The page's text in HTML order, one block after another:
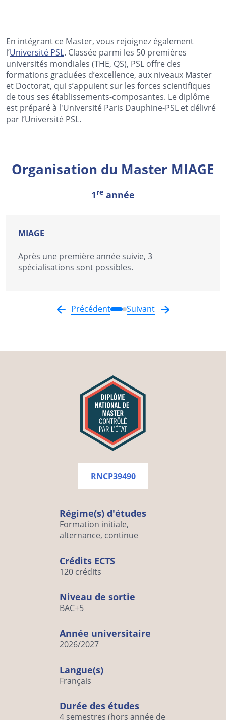
En intégrant ce Master, vous rejoignez également
l’Université PSL. Classée parmi les 50 premières
universités mondiales (THE, QS), PSL offre des
formations graduées d’excellence, aux niveaux Master
et Doctorat, qui s’appuient sur les forces scientifiques
de tous ses établissements-composantes. Le diplôme
est préparé à l'Université Paris Dauphine-PSL et délivré
par l’Université PSL.
Organisation du Master MIAGE
1re année
MIAGE
Après une première année suivie, 3
spécialisations sont possibles.
Précédent Suivant
RNCP39490
Régime(s) d'études
Formation initiale,
alternance, continue
Crédits ECTS
120 crédits
Niveau de sortie
BAC+5
Année universitaire
2026/2027
Langue(s)
Français
Durée des études
4 semestres (hors année de